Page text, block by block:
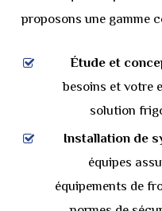
proposons une gamme
Étude et
besoins et votre
solution
Installation de
équipes
équipements de